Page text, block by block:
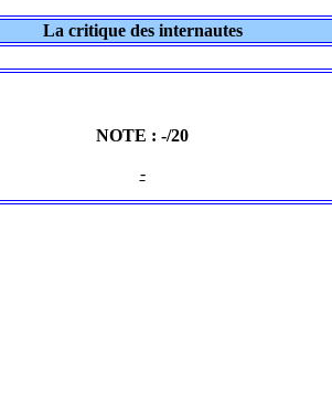
La critique des internautes
NOTE : -/20
-